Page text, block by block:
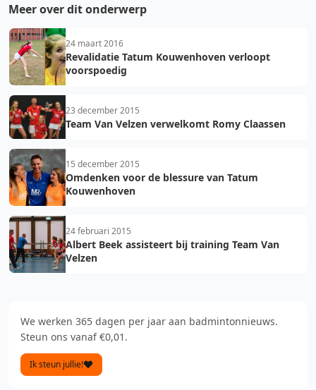
Meer over dit onderwerp
24 maart 2016
Revalidatie Tatum Kouwenhoven verloopt
voorspoedig
23 december 2015
Team Van Velzen verwelkomt Romy Claassen
15 december 2015
Omdenken voor de blessure van Tatum
Kouwenhoven
24 februari 2015
Albert Beek assisteert bij training Team Van
Velzen
We werken 365 dagen per jaar aan badmintonnieuws.
Steun ons vanaf €0,01.
Ik steun jullie!